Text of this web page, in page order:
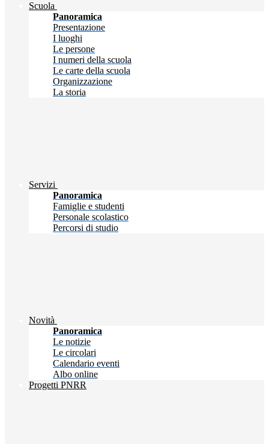
Scuola
Panoramica
Presentazione
I luoghi
Le persone
I numeri della scuola
Le carte della scuola
Organizzazione
La storia
Servizi
Panoramica
Famiglie e studenti
Personale scolastico
Percorsi di studio
Novità
Panoramica
Le notizie
Le circolari
Calendario eventi
Albo online
Progetti PNRR